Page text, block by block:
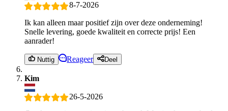
8-7-2026
Ik kan alleen maar positief zijn over deze onderneming!
Snelle levering, goede kwaliteit en correcte prijs! Een
aanrader!
Nuttig Reageer Deel
Kim
26-5-2026